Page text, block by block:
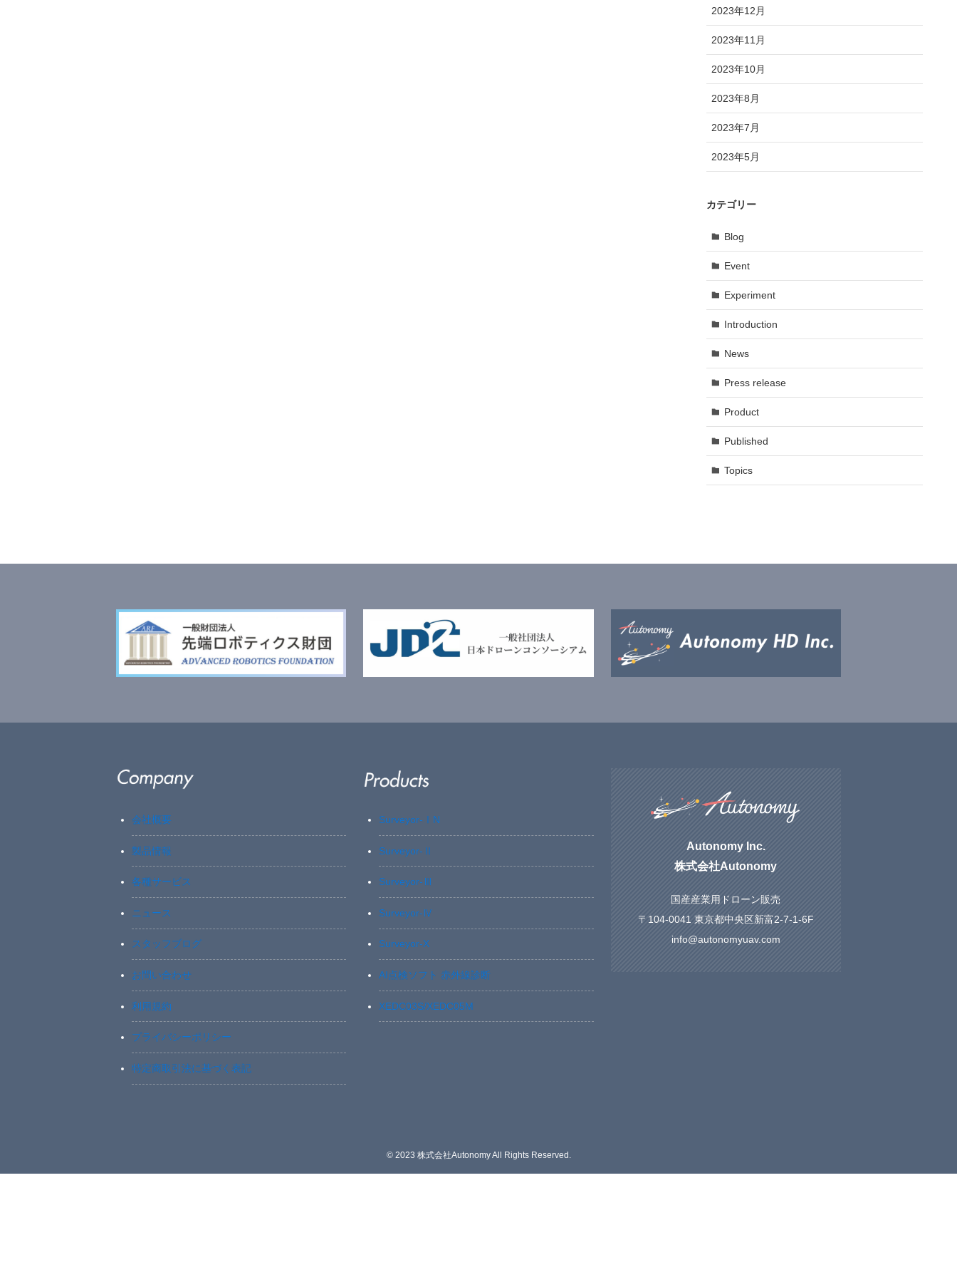
2023年12月
2023年11月
2023年10月
2023年8月
2023年7月
2023年5月
カテゴリー
Blog
Event
Experiment
Introduction
News
Press release
Product
Published
Topics
会社概要
製品情報
各種サービス
ニュース
スタッフブログ
お問い合わせ
利用規約
プライバシーポリシー
特定商取引法に基づく表記
Surveyor-ⅠN
Surveyor-Ⅱ
Surveyor-Ⅲ
Surveyor-Ⅳ
Surveyor-X
AI点検ソフト 赤外線診断
XEDC03S/XEDC05M
Autonomy Inc.
株式会社Autonomy
国産産業用ドローン販売
〒104-0041 東京都中央区新富2-7-1-6F
info@autonomyuav.com
©2023 株式会社Autonomy All Rights Reserved.